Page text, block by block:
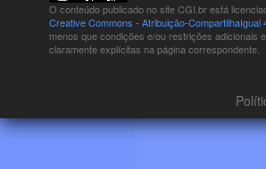
O conteúdo publicado no site CGI.br está
Creative Commons - Atribuição-CompartilhaIgual
menos que condições e/ou restrições adicionais
claramente explícitas na página correspondente.